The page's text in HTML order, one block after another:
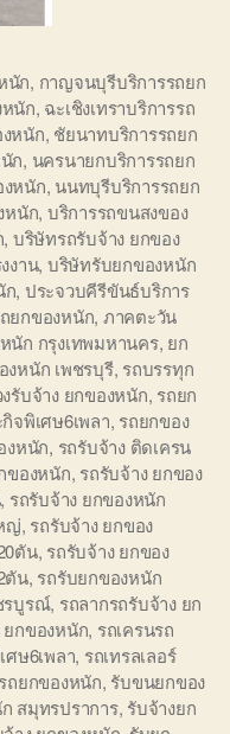
นัก, กาญจนบุรีบริการรถยก
นัก, ฉะเชิงเทราบริการรถ
หนัก, ชัยนาทบริการรถยก
ก, นครนายกบริการรถยก
หนัก, นนทบุรีบริการรถยก
หนัก, บริการรถขนสงของ
, บริษัทรถรับจ้าง ยกของ
งาน, บริษัทรับยกของหนัก
ก, ประจวบคีรีขันธ์บริการ
ยกของหนัก, ภาคตะวัน
นัก กรุงเทพมหานคร, ยก
งหนัก เพชรบุรี, รถบรรทุก
รับจ้าง ยกของหนัก, รถยก
จพิเศษ6เพลา, รถยกของ
งหนัก, รถรับจ้าง ติดเครน
ของหนัก, รถรับจ้าง ยกของ
, รถรับจ้าง ยกของหนัก
ญ่, รถรับจ้าง ยกของ
ตัน, รถรับจ้าง ยกของ
ตัน, รถรับยกของหนัก
รบูรณ์, รถลากรถรับจ้าง ยก
ยกของหนัก, รถเครนรถ
ศษ6เพลา, รถเทรลเลอร์
ถยกของหนัก, รับขนยกของ
สมุทรปราการ, รับจ้างยก